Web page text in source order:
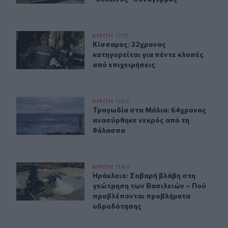
Κίσσαμος: 32χρονος κατηγορείται για πέντε κλοπές
ΚΡΗΤΗ 12:15
Κίσσαμος: 32χρονος κατηγορείται
Κίσσαμος: 32χρονος
κατηγορείται για πέντε κλοπές
από επιχειρήσεις
Τραγωδία στα Μάλια: 64χρονος ανασύρθηκε νεκρός
ΚΡΗΤΗ 11:59
Τραγωδία στα Μάλια: 64χρονος
Τραγωδία στα Μάλια: 64χρονος
ανασύρθηκε νεκρός από τη
θάλασσα
Ηράκλειο: Σοβαρή βλάβη στη γεώτρηση των
ΚΡΗΤΗ 11:49
Ηράκλειο: Σοβαρή βλάβη στη
Ηράκλειο: Σοβαρή βλάβη στη
γεώτρηση των Βασιλειών – Πού
προβλέπονται προβλήματα
υδροδότησης